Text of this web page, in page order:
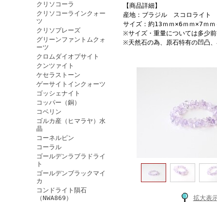
クリソコーラ
クリソコーラインクォー
ツ
クリソプレーズ
グリーンファントムクォ
ーツ
クロムダイオプサイト
クンツァイト
ケセラストーン
ゲーサイトインクォーツ
ゴッシェナイト
コッパー（銅）
コベリン
ゴルカ産（ヒマラヤ）水
晶
コーネルピン
コーラル
ゴールデンラブラドライ
ト
ゴールデンブラックマイ
カ
コンドライト隕石
（NWA869）
【商品詳細】
産地：ブラジル スコロライ
サイズ：約13ｍｍ×6ｍｍ×7ｍ
※サイズ・重量については多少
※天然石の為、原石特有の凹凸
拡大表